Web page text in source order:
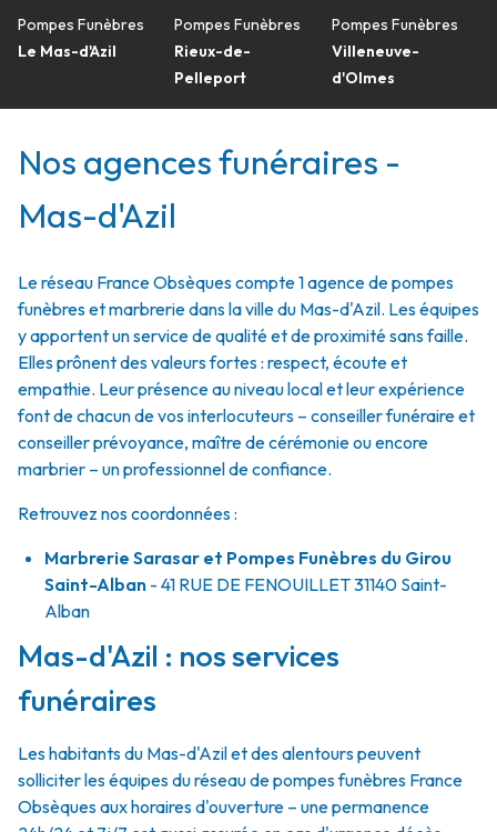
Pompes Funèbres
Le Mas-d'Azil
Pompes Funèbres
Rieux-de-
Pelleport
Pompes Funèbres
Villeneuve-
d'Olmes
Nos agences funéraires -
Mas-d'Azil
Le réseau France Obsèques compte 1 agence de pompes
funèbres et marbrerie dans la ville du Mas-d'Azil. Les équipes
y apportent un service de qualité et de proximité sans faille.
Elles prônent des valeurs fortes : respect, écoute et
empathie. Leur présence au niveau local et leur expérience
font de chacun de vos interlocuteurs – conseiller funéraire et
conseiller prévoyance, maître de cérémonie ou encore
marbrier – un professionnel de confiance.
Retrouvez nos coordonnées :
Marbrerie Sarasar et Pompes Funèbres du Girou
Saint-Alban - 41 RUE DE FENOUILLET31140 Saint-
Alban
Mas-d'Azil : nos services
funéraires
Les habitants du Mas-d'Azil et des alentours peuvent
solliciter les équipes du réseau de pompes funèbres France
Obsèques aux horaires d'ouverture – une permanence